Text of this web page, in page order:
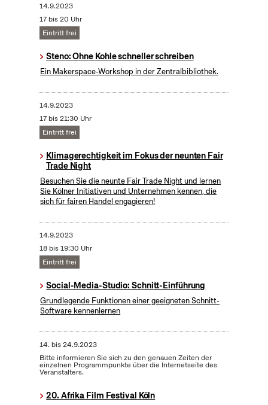
14.9.2023
17 bis 20 Uhr
Eintritt frei
Steno: Ohne Kohle schneller schreiben
Ein Makerspace-Workshop in der Zentralbibliothek.
14.9.2023
17 bis 21:30 Uhr
Eintritt frei
Klimagerechtigkeit im Fokus der neunten Fair
Trade Night
Besuchen Sie die neunte Fair Trade Night und lernen
Sie Kölner Initiativen und Unternehmen kennen, die
sich für fairen Handel engagieren!
14.9.2023
18 bis 19:30 Uhr
Eintritt frei
Social-Media-Studio: Schnitt-Einführung
Grundlegende Funktionen einer geeigneten Schnitt-
Software kennenlernen
14. bis24.9.2023
Bitte informieren Sie sich zu den genauen Zeiten der
einzelnen Programmpunkte über die Internetseite des
Veranstalters.
20. Afrika Film Festival Köln